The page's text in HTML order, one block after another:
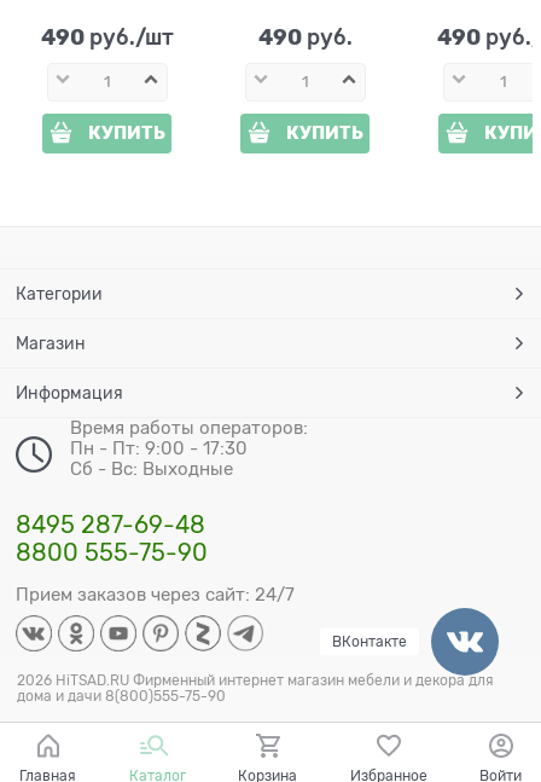
490 руб./шт
КУПИТЬ
490 руб.
КУПИТЬ
490
Категории
Магазин
Информация
Время работы операторов:
Пн - Пт: 9:00 - 17:30
Сб - Вс: Выходные
8495 287-69-48
8800 555-75-90
Прием заказов через сайт: 24/7
2026 HiTSAD.RU Фирменный интернет магазин мебели и декора для
дома и дачи 8(800)555-75-90
Главная Каталог Корзина Избранное Войти
ВКонтакте